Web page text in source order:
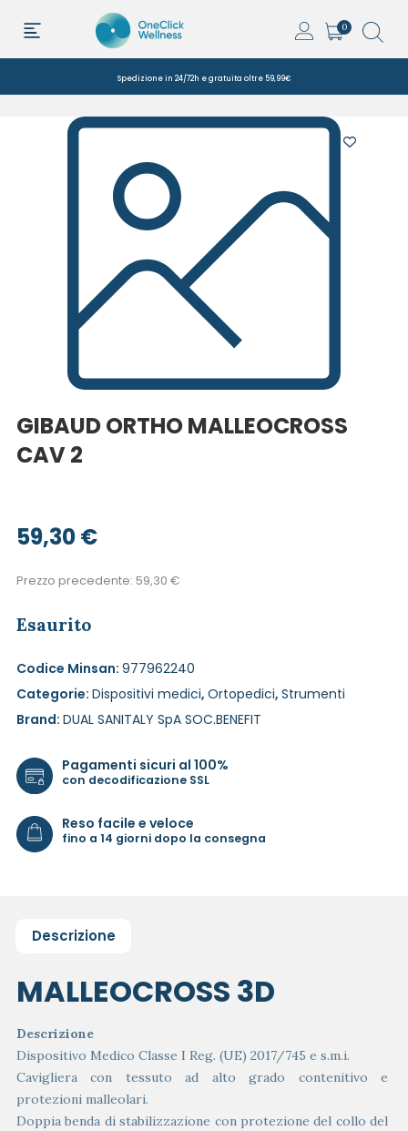
0
Spedizione in 24/72h e gratuita oltre 59,99€
GIBAUD ORTHO MALLEOCROSS
CAV 2
59,30€
Prezzo precedente: 59,30 €
Esaurito
Codice Minsan: 977962240
Categorie: Dispositivi medici, Ortopedici, Strumenti
Brand: DUAL SANITALY SpA SOC.BENEFIT
Pagamenti sicuri al 100%
con decodificazione SSL
Reso facile e veloce
fino a 14 giorni dopo la consegna
Descrizione
MALLEOCROSS 3D
Descrizione
Dispositivo Medico Classe I Reg. (UE) 2017/745 e s.m.i.
Cavigliera con tessuto ad alto grado contenitivo e
protezioni malleolari.
Doppia benda di stabilizzazione con protezione del collo del